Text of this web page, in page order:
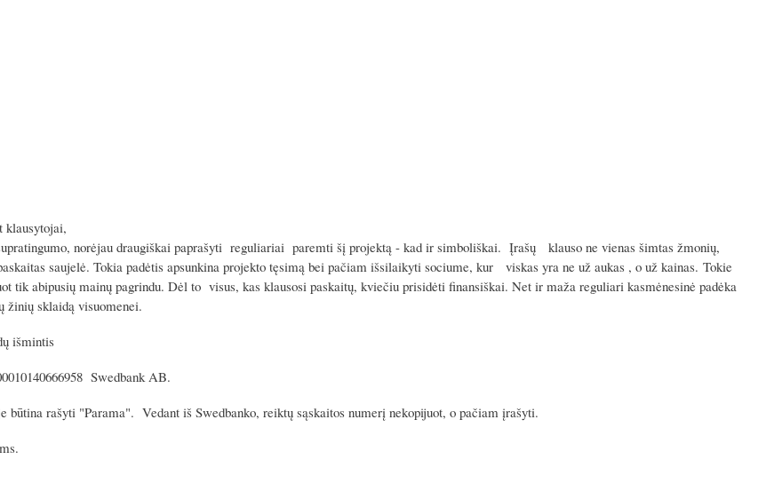
klausytojai,
norėjau draugiškai paprašyti reguliariai paremti šį projektą - kad ir simboliškai. Įrašų klauso ne vienas šimtas žmonių,
saujelė. Tokia padėtis apsunkina projekto tęsimą bei pačiam išsilaikyti sociume, kur viskas yra ne už aukas , o už kainas. Tokie
tik abipusių mainų pagrindu. Dėl to visus, kas klausosi paskaitų, kviečiu prisidėti finansiškai. Net ir maža reguliari kasmėnesinė padėka
žinių sklaidą visuomenei.
išmintis
Swedbank AB.
būtina rašyti "Parama". Vedant iš Swedbanko, reiktų sąskaitos numerį nekopijuot, o pačiam įrašyti.